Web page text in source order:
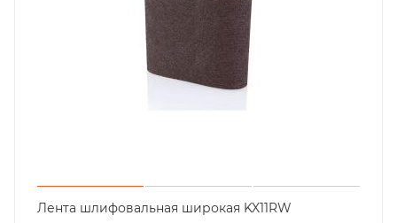
Лента шлифовальная широкая KX11RW